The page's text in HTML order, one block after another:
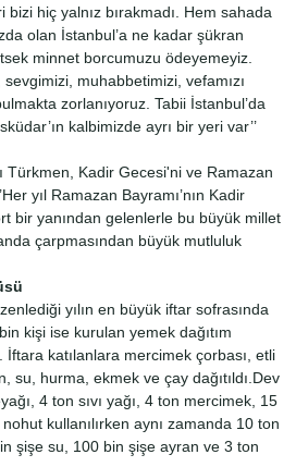
bizi hiç yalnız bırakmadı. Hem sahada
olan İstanbul’a ne kadar şükran
minnet borcumuzu ödeyemeyiz.
sevgimizi, muhabbetimizi, vefamızı
zorlanıyoruz. Tabii İstanbul’da
kalbimizde ayrı bir yeri var’’
Türkmen, Kadir Gecesi'ni ve Ramazan
yıl Ramazan Bayramı’nın Kadir
bir yanından gelenlerle bu büyük millet
çarpmasından büyük mutluluk
yılın en büyük iftar sofrasında
kişi ise kurulan yemek dağıtım
İftara katılanlara mercimek çorbası, etli
su, hurma, ekmek ve çay dağıtıldı.Dev
4 ton sıvı yağı, 4 ton mercimek, 15
kullanılırken aynı zamanda 10 ton
şişe su, 100 bin şişe ayran ve 3 ton